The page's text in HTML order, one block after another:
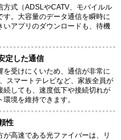
式（ADSLやCATV、モバイルル
。大容量のデータ通信を瞬時に
いアプリのダウンロードも、待機
定した通信
受けにくいため、通信が非常に
スマートテレビなど、家族全員が
続しても、速度低下や接続切れが
境を維持できます。
性
高速である光ファイバーは、リ